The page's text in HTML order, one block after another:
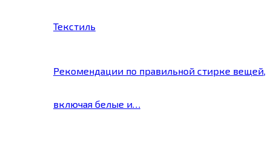
Текстиль
Рекомендации по правильной стирке вещей,
включая белые и…